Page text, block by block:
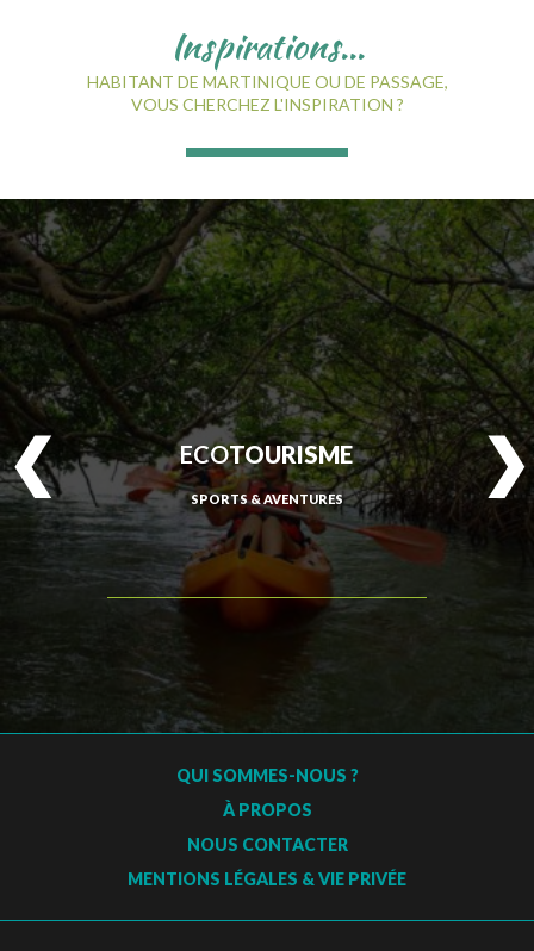
Inspirations...
HABITANT DE MARTINIQUE OU DE PASSAGE,
VOUS CHERCHEZ L'INSPIRATION ?
ECOTOURISME
SPORTS & AVENTURES
QUI SOMMES-NOUS ?
À PROPOS
NOUS CONTACTER
MENTIONS LÉGALES & VIE PRIVÉE